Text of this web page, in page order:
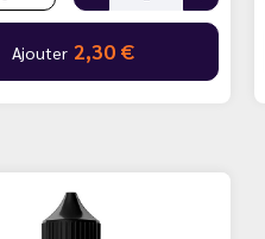
Ajouter 2,30 €